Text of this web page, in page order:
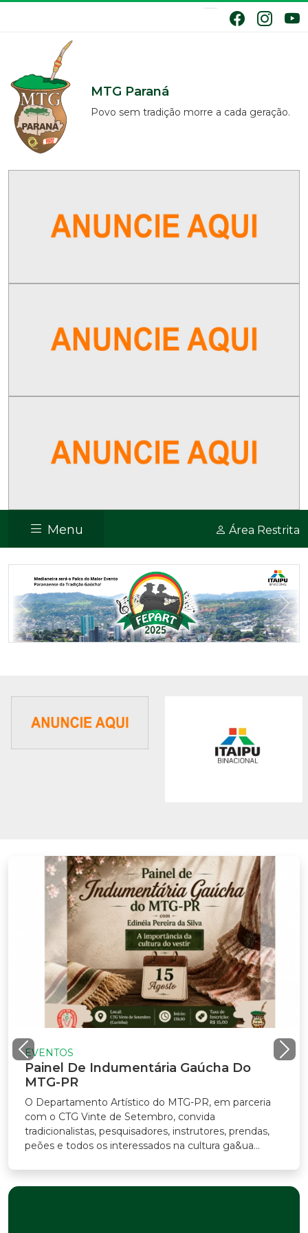
MTG Paraná
Povo sem tradição morre a cada geração.
Menu Área Restrita
Previous
De Indumentária Gaúcha Do
PR
Artístico do MTG-PR, em parceria
o CTG Vinte de Setembro, convida
pesquisadores, instrutores, prendas,
e todos os interessados na cultura ga&ua...